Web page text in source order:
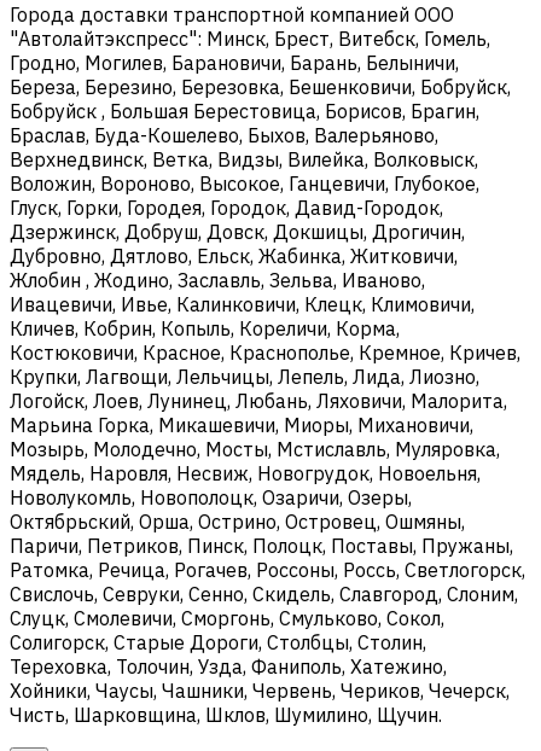
Города доставки транспортной компанией ООО
"Автолайтэкспресс": Минск, Брест, Витебск, Гомель,
Гродно, Могилев, Барановичи, Барань, Белыничи,
Береза, Березино, Березовка, Бешенковичи, Бобруйск,
Бобруйск , Большая Берестовица, Борисов, Брагин,
Браслав, Буда-Кошелево, Быхов, Валерьяново,
Верхнедвинск, Ветка, Видзы, Вилейка, Волковыск,
Воложин, Вороново, Высокое, Ганцевичи, Глубокое,
Глуск, Горки, Городея, Городок, Давид-Городок,
Дзержинск, Добруш, Довск, Докшицы, Дрогичин,
Дубровно, Дятлово, Ельск, Жабинка, Житковичи,
Жлобин , Жодино, Заславль, Зельва, Иваново,
Ивацевичи, Ивье, Калинковичи, Клецк, Климовичи,
Кличев, Кобрин, Копыль, Кореличи, Корма,
Костюковичи, Красное, Краснополье, Кремное, Кричев,
Крупки, Лагвощи, Лельчицы, Лепель, Лида, Лиозно,
Логойск, Лоев, Лунинец, Любань, Ляховичи, Малорита,
Марьина Горка, Микашевичи, Миоры, Михановичи,
Мозырь, Молодечно, Мосты, Мстиславль, Муляровка,
Мядель, Наровля, Несвиж, Новогрудок, Новоельня,
Новолукомль, Новополоцк, Озаричи, Озеры,
Октябрьский, Орша, Острино, Островец, Ошмяны,
Паричи, Петриков, Пинск, Полоцк, Поставы, Пружаны,
Ратомка, Речица, Рогачев, Россоны, Россь, Светлогорск,
Свислочь, Севруки, Сенно, Скидель, Славгород, Слоним,
Слуцк, Смолевичи, Сморгонь, Смульково, Сокол,
Солигорск, Старые Дороги, Столбцы, Столин,
Тереховка, Толочин, Узда, Фаниполь, Хатежино,
Хойники, Чаусы, Чашники, Червень, Чериков, Чечерск,
Чисть, Шарковщина, Шклов, Шумилино, Щучин.